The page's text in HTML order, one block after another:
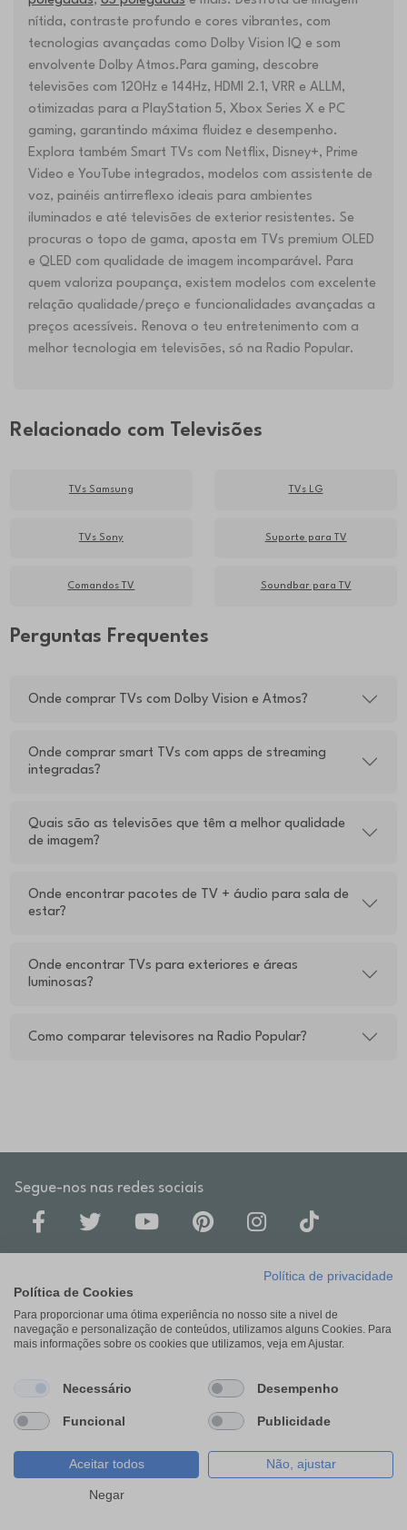
nítida, contraste profundo e cores vibrantes, com
tecnologias avançadas como Dolby Vision IQ e som
envolvente Dolby Atmos.Para gaming, descobre
televisões com 120Hz e 144Hz, HDMI 2.1, VRR e ALLM,
otimizadas para a PlayStation 5, Xbox Series X e PC
gaming, garantindo máxima fluidez e desempenho.
Explora também Smart TVs com Netflix, Disney+, Prime
Video e YouTube integrados, modelos com assistente de
voz, painéis antirreflexo ideais para ambientes
iluminados e até televisões de exterior resistentes. Se
procuras o topo de gama, aposta em TVs premium OLED
e QLED com qualidade de imagem incomparável. Para
quem valoriza poupança, existem modelos com excelente
relação qualidade/preço e funcionalidades avançadas a
preços acessíveis. Renova o teu entretenimento com a
melhor tecnologia em televisões, só na Radio Popular.
Relacionado com Televisões
TVs Samsung TVs LG
TVs Sony Suporte para TV
Comandos TV Soundbar para TV
Perguntas Frequentes
Onde comprar TVs com Dolby Vision e Atmos?
Onde comprar smart TVs com apps de streaming
integradas?
Quais são as televisões que têm a melhor qualidade
de imagem?
Onde encontrar pacotes de TV + áudio para sala de
estar?
Onde encontrar TVs para exteriores e áreas
luminosas?
Como comparar televisores na Radio Popular?
Segue-nos nas redes sociais
Lojas
Institucional
Cartão RP-ON
Campanhas
Política de privacidade
Política de Cookies
Para proporcionar uma ótima experiência no nosso site a nivel de
navegação e personalização de conteúdos, utilizamos alguns Cookies. Para
mais informações sobre os cookies que utilizamos, veja em Ajustar.
Necessário Desempenho
Funcional Publicidade
Aceitar todos Não, ajustar
Negar